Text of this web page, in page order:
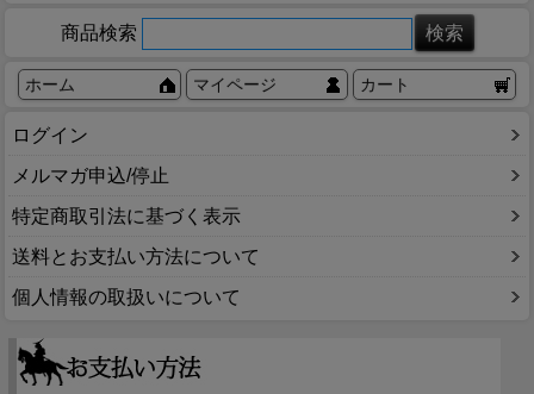
商品検索
ホーム マイページ カート
ログイン
メルマガ申込/停止
特定商取引法に基づく表示
送料とお支払い方法について
個人情報の取扱いについて